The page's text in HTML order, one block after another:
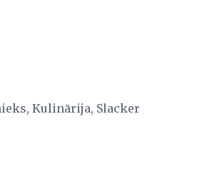
Kulinārija, Slacker